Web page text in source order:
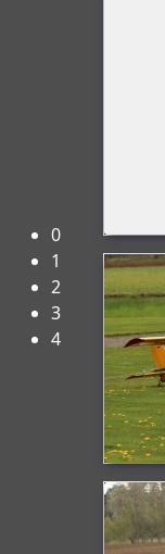
0
1
2
3
4